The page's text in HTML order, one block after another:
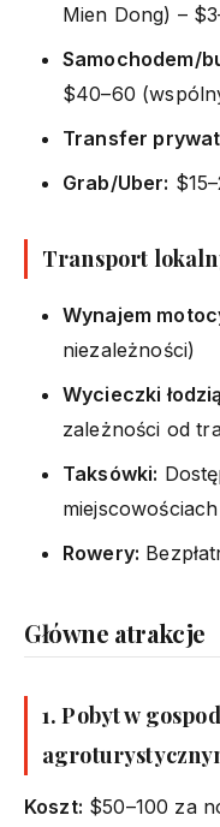
Mien Dong) –
Samochodem/
$40–60
Transfer
Grab/Uber:
Transport
Wynajem
niezależności)
Wycieczki
zależności od
Taksówki:
Rowery:
Główne atrakcje
1. Pobyt w
Koszt: $50–100 za